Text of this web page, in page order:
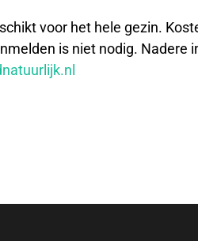
voor het hele gezin.
is niet nodig. Nadere